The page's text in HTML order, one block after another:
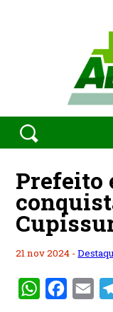
Prefeito
21 nov 2024 -
WhatsApp